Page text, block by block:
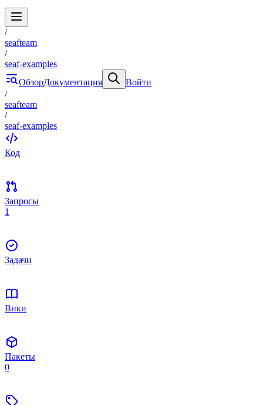
/
seafteam
/
seaf-examples
ОбзорДокументация
Войти
/
seafteam
/
seaf-examples
Код
Запросы
1
Задачи
Вики
Пакеты
0